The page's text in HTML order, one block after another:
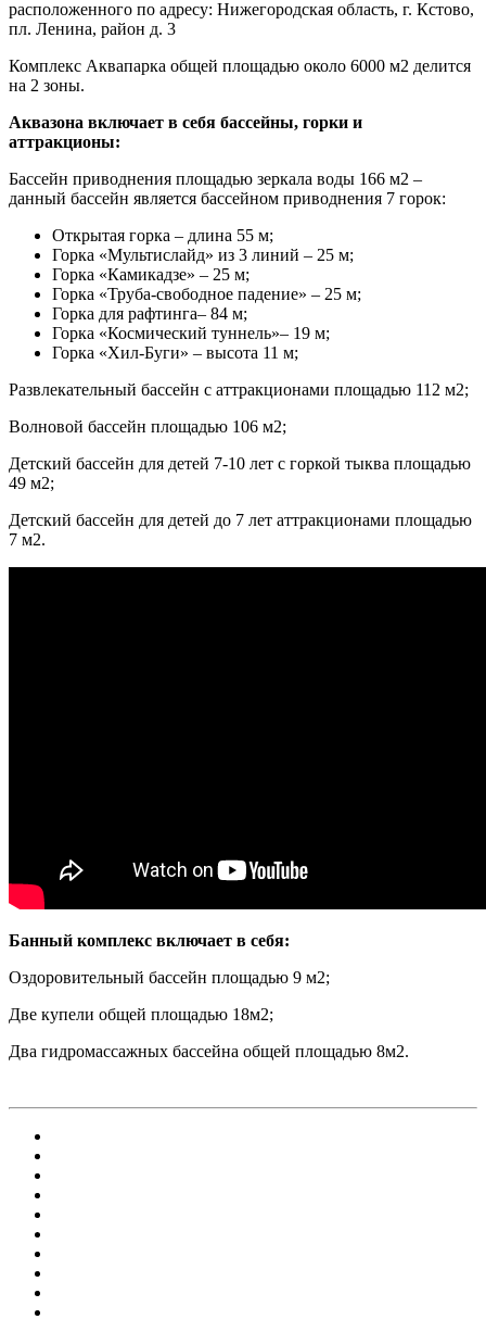
расположенного по адресу: Нижегородская область, г. Кстово,
пл. Ленина, район д. 3
Комплекс Аквапарка общей площадью около 6000 м2 делится
на 2 зоны.
Аквазона включает в себя бассейны, горки и
аттракционы:
Бассейн приводнения площадью зеркала воды 166 м2 –
данный бассейн является бассейном приводнения 7 горок:
Открытая горка – длина 55 м;
Горка «Мультислайд» из 3 линий – 25 м;
Горка «Камикадзе» – 25 м;
Горка «Труба-свободное падение» – 25 м;
Горка для рафтинга– 84 м;
Горка «Космический туннель»– 19 м;
Горка «Хил-Буги» – высота 11 м;
Развлекательный бассейн с аттракционами площадью 112 м2;
Волновой бассейн площадью 106 м2;
Детский бассейн для детей 7-10 лет с горкой тыква площадью
49 м2;
Детский бассейн для детей до 7 лет аттракционами площадью
7 м2.
Банный комплекс включает в себя:
Оздоровительный бассейн площадью 9 м2;
Две купели общей площадью 18м2;
Два гидромассажных бассейна общей площадью 8м2.